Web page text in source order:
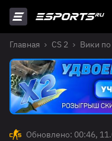
Главная CS 2 Вики по
Обновлено: 00:46,